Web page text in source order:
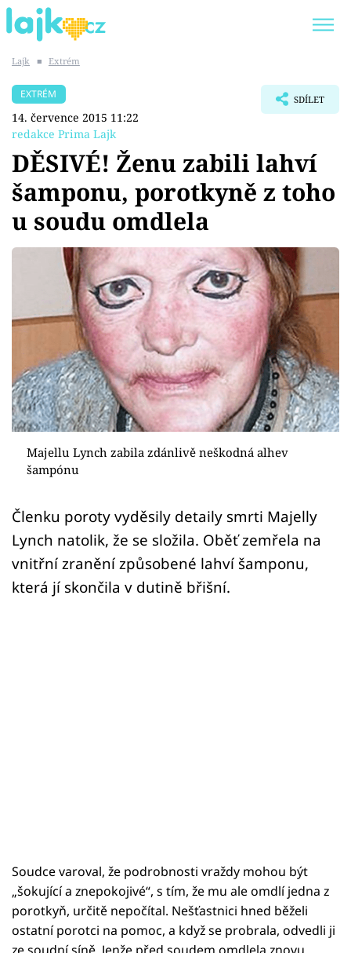
SHOPAHOLICADEL
Témata
Showbyznys
Youtubeři
Virály
Sex a vztahy
Videa
Sledujte prima+
Přihlášení
Sledujte nás
Lajk ■ Extrém
EXTRÉM
14. července 2015 11:22
redakce Prima Lajk
SDÍLET
DĚSIVÉ! Ženu zabili lahví
šamponu, porotkyně z toho
u soudu omdlela
Majellu Lynch zabila zdánlivě neškodná alhev
šampónu
Členku poroty vyděsily detaily smrti Majelly
Lynch natolik, že se složila. Oběť zemřela na
vnitřní zranění způsobené lahví šamponu,
která jí skončila v dutině břišní.
Soudce varoval, že podrobnosti vraždy mohou být
„šokující a znepokojivé“, s tím, že mu ale omdlí jedna z
porotkyň, určitě nepočítal. Nešťastnici hned běželi
ostatní porotci na pomoc, a když se probrala, odvedli ji